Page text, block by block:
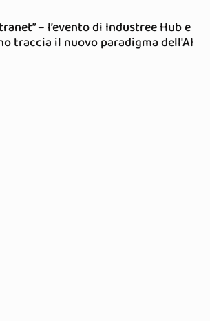
– l’evento di Industree Hub e
traccia il nuovo paradigma dell'AI